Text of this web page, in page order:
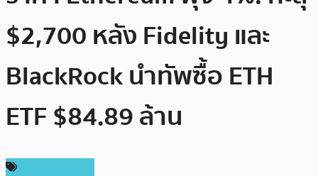
$2,700 หลัง Fidelity และ
BlackRock นำทัพซื้อ ETH
ETF $84.89 ล้าน